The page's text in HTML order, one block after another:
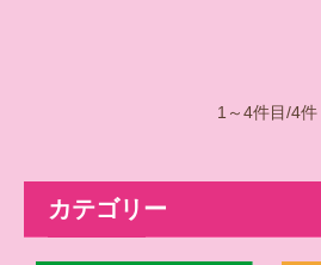
1～4件目/4件
カテゴリー